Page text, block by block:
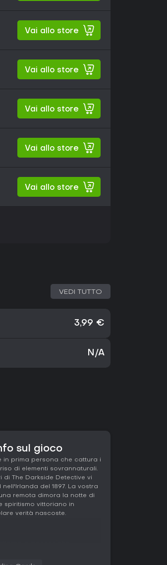
Vai allo store
Vai allo store
Vai allo store
Vai allo store
Vai allo store
VEDI TUTTO
3,99 €
N/A
sul gioco
in prima persona che cattura i
di elementi sovrannaturali.
The Darkside Detective vi
del 1897. La vostra
remota dimora la notte di
spiritismo vittoriano in
verità nascoste.